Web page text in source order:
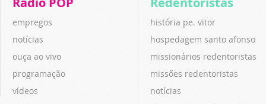
empregos
notícias
ouça ao vivo
programação
vídeos
história pe. vitor
hospedagem santo afonso
missionários redentoristas
missões redentoristas
notícias